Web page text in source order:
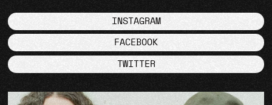
INSTAGRAM
FACEBOOK
TWITTER